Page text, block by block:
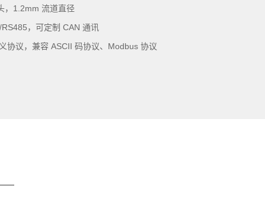
，1.2mm 流道直径
，可定制 CAN 通讯
协议，兼容 ASCII 码协议、Modbus 协议